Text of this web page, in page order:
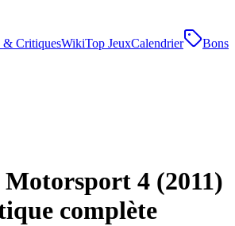
& CritiquesWikiTop JeuxCalendrier
Bons
Motorsport 4 (2011)
complète